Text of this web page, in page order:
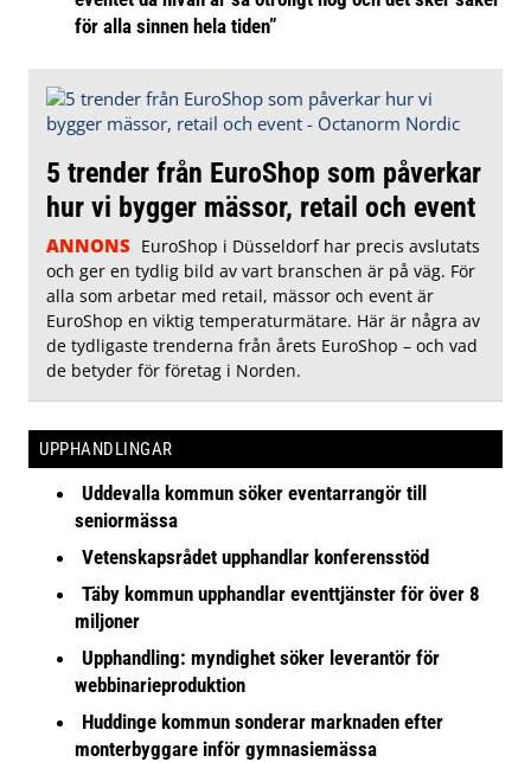
för alla sinnen hela tiden”
5 trender från EuroShop som påverkar
hur vi bygger mässor, retail och event
ANNONS EuroShop i Düsseldorf har precis avslutats
och ger en tydlig bild av vart branschen är på väg. För
alla som arbetar med retail, mässor och event är
EuroShop en viktig temperaturmätare. Här är några av
de tydligaste trenderna från årets EuroShop – och vad
de betyder för företag i Norden.
UPPHANDLINGAR
Uddevalla kommun söker eventarrangör till
seniormässa
Vetenskapsrådet upphandlar konferensstöd
Täby kommun upphandlar eventtjänster för över 8
miljoner
Upphandling: myndighet söker leverantör för
webbinarieproduktion
Huddinge kommun sonderar marknaden efter
monterbyggare inför gymnasiemässa